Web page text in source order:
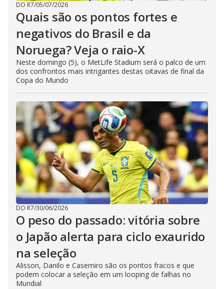
DO R7/05/07/2026
Quais são os pontos fortes e
negativos do Brasil e da
Noruega? Veja o raio-X
Neste domingo (5), o MetLife Stadium será o palco de um
dos confrontos mais intrigantes destas oitavas de final da
Copa do Mundo
DO R7/30/06/2026
O peso do passado: vitória sobre
o Japão alerta para ciclo exaurido
na seleção
Alisson, Danilo e Casemiro são os pontos fracos e que
podem colocar a seleção em um looping de falhas no
Mundial